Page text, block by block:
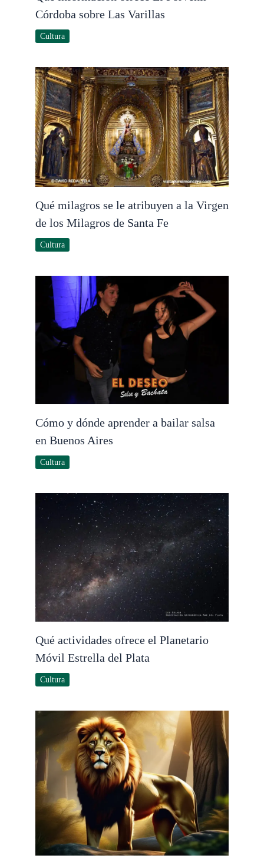
Córdoba sobre Las Varillas
Cultura
Qué milagros se le atribuyen a la Virgen
de los Milagros de Santa Fe
Cultura
Cómo y dónde aprender a bailar salsa
en Buenos Aires
Cultura
Qué actividades ofrece el Planetario
Móvil Estrella del Plata
Cultura